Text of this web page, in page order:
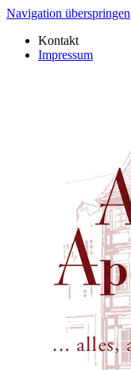
Navigation überspringen
Kontakt
Impressum